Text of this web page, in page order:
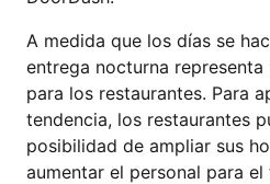
A medida que los días se
entrega nocturna
para los restaurantes. Para
tendencia, los restaurantes
posibilidad de ampliar sus
aumentar el personal para